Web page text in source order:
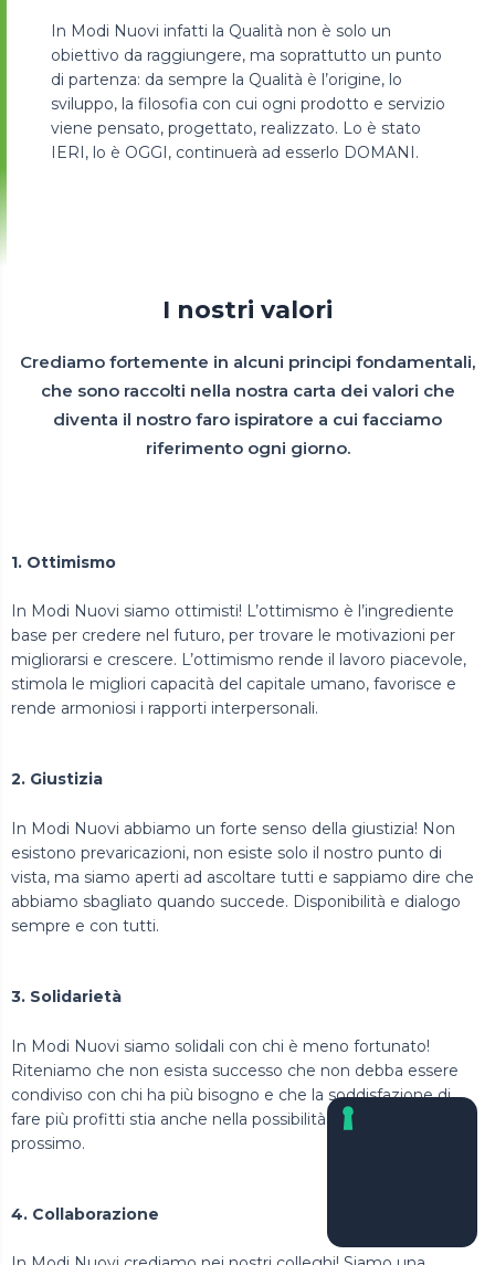
In Modi Nuovi infatti la Qualità non è solo un
obiettivo da raggiungere, ma soprattutto un punto
di partenza: da sempre la Qualità è l’origine, lo
sviluppo, la filosofia con cui ogni prodotto e servizio
viene pensato, progettato, realizzato. Lo è stato
IERI, lo è OGGI, continuerà ad esserlo DOMANI.
I nostri valori
Crediamo fortemente in alcuni principi fondamentali,
che sono raccolti nella nostra carta dei valori che
diventa il nostro faro ispiratore a cui facciamo
riferimento ogni giorno.
1. Ottimismo
In Modi Nuovi siamo ottimisti! L’ottimismo è l’ingrediente
base per credere nel futuro, per trovare le motivazioni per
migliorarsi e crescere. L’ottimismo rende il lavoro piacevole,
stimola le migliori capacità del capitale umano, favorisce e
rende armoniosi i rapporti interpersonali.
2. Giustizia
In Modi Nuovi abbiamo un forte senso della giustizia! Non
esistono prevaricazioni, non esiste solo il nostro punto di
vista, ma siamo aperti ad ascoltare tutti e sappiamo dire che
abbiamo sbagliato quando succede. Disponibilità e dialogo
sempre e con tutti.
3. Solidarietà
In Modi Nuovi siamo solidali con chi è meno fortunato!
Riteniamo che non esista successo che non debba essere
condiviso con chi ha più bisogno e che la soddisfazione di
fare più profitti stia anche nella possibilità di aiutare il
prossimo.
4. Collaborazione